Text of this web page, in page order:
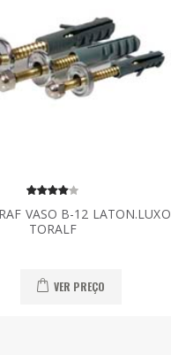
VASO B-12 LATON.LUXO
TORALF
VER PREÇO